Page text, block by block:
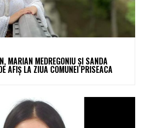
MARIAN MEDREGONIU ȘI SANDA
AFIȘ LA ZIUA COMUNEI PRISEACA